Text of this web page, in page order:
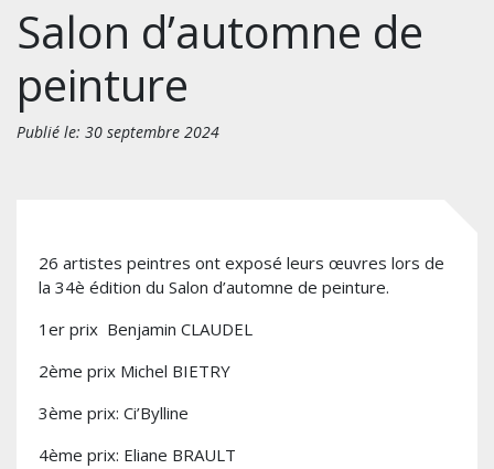
Salon d’automne de
peinture
Publié le: 30 septembre 2024
26 artistes peintres ont exposé leurs œuvres lors de
la 34è édition du Salon d’automne de peinture.
1er prix Benjamin CLAUDEL
2ème prix Michel BIETRY
3ème prix: Ci’Bylline
4ème prix: Eliane BRAULT